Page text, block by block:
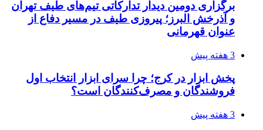
برگزاری دومین دیدار تدارکاتی تیم‌های طیف تهران
و آذرخش البرز؛ پیروزی طیف در مسیر دفاع از
عنوان قهرمانی
3 هفته پیش
پخش ابزار در کرج؛ چرا سرای ابزار انتخاب اول
فروشندگان و مصرف‌کنندگان است؟
3 هفته پیش